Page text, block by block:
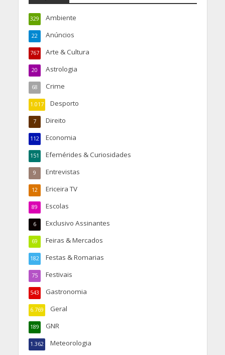
Ambiente
329
Anúncios
22
Arte & Cultura
767
Astrologia
20
Crime
68
Desporto
1.017
Direito
7
Economia
112
Efemérides & Curiosidades
151
Entrevistas
9
Ericeira TV
12
Escolas
89
Exclusivo Assinantes
6
Feiras & Mercados
69
Festas & Romarias
182
Festivais
75
Gastronomia
543
Geral
6.769
GNR
189
Meteorologia
1.362